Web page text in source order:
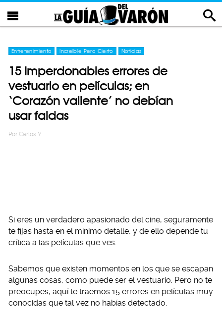
Entretenimiento Increíble Pero Cierto Noticias
15 Imperdonables errores de
vestuario en películas; en
‘Corazón valiente’ no debían
usar faldas
Por Carlos Y
Si eres un verdadero apasionado del cine, seguramente
te fijas hasta en el mínimo detalle, y de ello depende tu
crítica a las películas que ves.
Sabemos que existen momentos en los que se escapan
algunas cosas, como puede ser el vestuario. Pero no te
preocupes, aquí te traemos 15 errores en películas muy
conocidas que tal vez no habías detectado.